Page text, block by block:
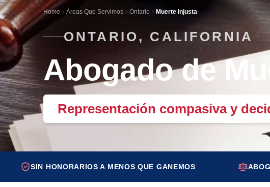
Home Áreas Que Servimos Ontario Muerte Injusta
ONTARIO, CALIFORNIA
Abogado de
Representación compasiva y
SIN HONORARIOS A MENOS QUE GANEMOS